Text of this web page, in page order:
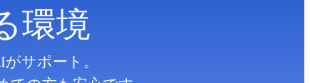
環境
サポート。